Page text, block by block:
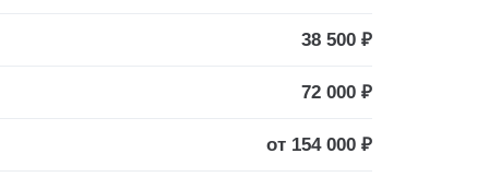
38 500 ₽
72 000 ₽
от 154 000 ₽